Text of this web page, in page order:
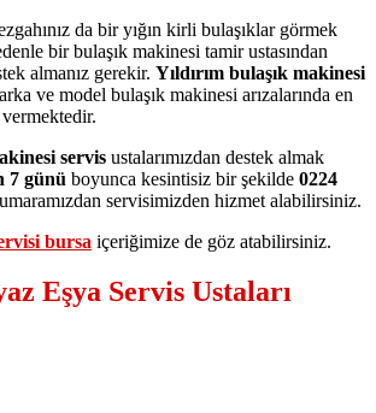
da bir yığın kirli bulaşıklar görmek
bir bulaşık makinesi tamir ustasından
almanız gerekir. Yıldırım bulaşık makinesi
ve model bulaşık makinesi arızalarında en
servis ustalarımızdan destek almak
7 günü boyunca kesintisiz bir şekilde 0224
servisimizden hizmet alabilirsiniz.
bursa içeriğimize de göz atabilirsiniz.
Eşya Servis Ustaları